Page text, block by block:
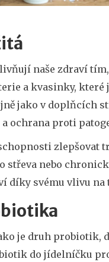
naše zdraví
a kvasinky,
jako v doplňcích
ochrana proti
zlepšovat
nebo
svému vlivu na
je druh probiotik,
do jídelníčku